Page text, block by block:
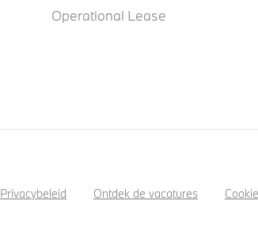
Operational Lease
Privacybeleid Ontdek de vacatures